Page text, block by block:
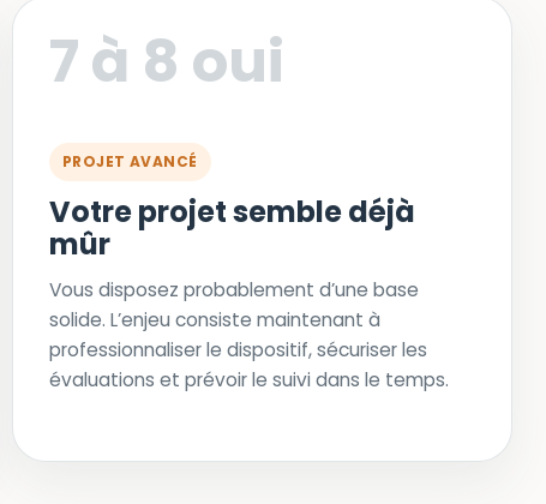
7 à 8 oui
PROJET AVANCÉ
Votre projet semble déjà
mûr
Vous disposez probablement d’une base
solide. L’enjeu consiste maintenant à
professionnaliser le dispositif, sécuriser les
évaluations et prévoir le suivi dans le temps.